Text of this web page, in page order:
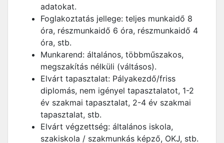
adatokat.
Foglakoztatás jellege: teljes munkaidő 8
óra, részmunkaidő 6 óra, részmunkaidő 4
óra, stb.
Munkarend: általános, többműszakos,
megszakítás nélküli (váltásos).
Elvárt tapasztalat: Pályakezdő/friss
diplomás, nem igényel tapasztalatot, 1-2
év szakmai tapasztalat, 2-4 év szakmai
tapasztalat, stb.
Elvárt végzettség: általános iskola,
szakiskola / szakmunkás képző, OKJ, stb.